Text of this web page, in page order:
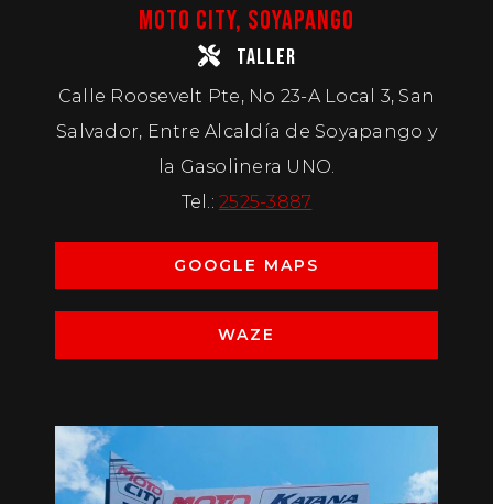
MOTO CITY, SOYAPANGO
TALLER
Calle Roosevelt Pte, No 23-A Local 3, San
Salvador, Entre Alcaldía de Soyapango y
la Gasolinera UNO.
Tel.:2525-3887
GOOGLE MAPS
WAZE